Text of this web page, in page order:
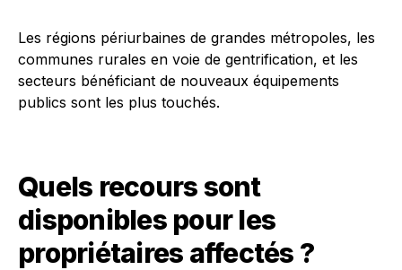
Les régions périurbaines de grandes métropoles, les
communes rurales en voie de gentrification, et les
secteurs bénéficiant de nouveaux équipements
publics sont les plus touchés.
Quels recours sont
disponibles pour les
propriétaires affectés ?